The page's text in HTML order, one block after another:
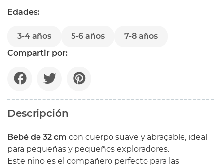
Edades:
3-4 años 5-6 años
7-8 años
Compartir por:
Descripción
Bebé de 32 cm con cuerpo suave y abraçable, ideal
para pequeñas y pequeños exploradores.
Este nino es el compañero perfecto para las